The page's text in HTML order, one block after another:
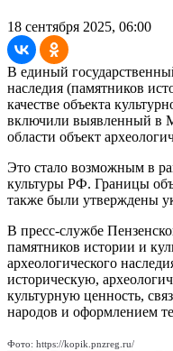
18 сентября 2025, 06:00
В единый
наследия (памятников
качестве объекта
включили выявленный в
области объект
Это стало возможным в
культуры РФ. Границы
также были утверждены
В пресс-службе
памятников истории и
археологического
историческую,
культурную ценность,
народов и оформлением
Фото: https://kopik.pnzreg.ru/